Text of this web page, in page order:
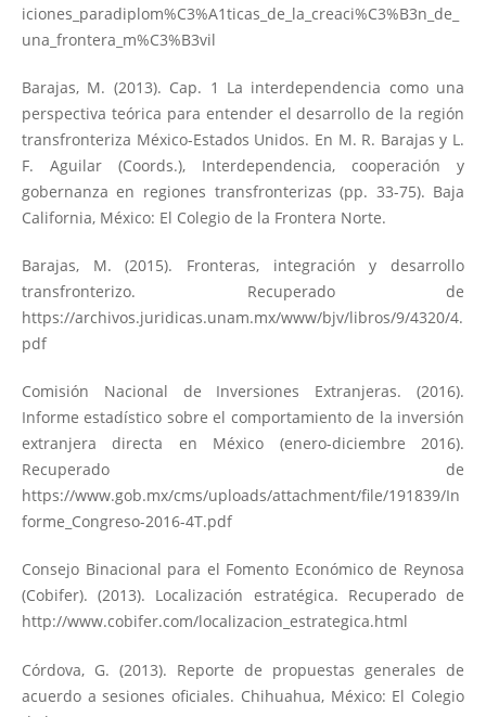
iciones_paradiplom%C3%A1ticas_de_la_creaci%C3%B3n_de_
una_frontera_m%C3%B3vil
Barajas, M. (2013). Cap. 1 La interdependencia como una
perspectiva teórica para entender el desarrollo de la región
transfronteriza México-Estados Unidos. En M. R. Barajas y L.
F. Aguilar (Coords.), Interdependencia, cooperación y
gobernanza en regiones transfronterizas (pp. 33-75). Baja
California, México: El Colegio de la Frontera Norte.
Barajas, M. (2015). Fronteras, integración y desarrollo
transfronterizo. Recuperado de
https://archivos.juridicas.unam.mx/www/bjv/libros/9/4320/4.
pdf
Comisión Nacional de Inversiones Extranjeras. (2016).
Informe estadístico sobre el comportamiento de la inversión
extranjera directa en México (enero-diciembre 2016).
Recuperado de
https://www.gob.mx/cms/uploads/attachment/file/191839/In
forme_Congreso-2016-4T.pdf
Consejo Binacional para el Fomento Económico de Reynosa
(Cobifer). (2013). Localización estratégica. Recuperado de
http://www.cobifer.com/localizacion_estrategica.html
Córdova, G. (2013). Reporte de propuestas generales de
acuerdo a sesiones oficiales. Chihuahua, México: El Colegio